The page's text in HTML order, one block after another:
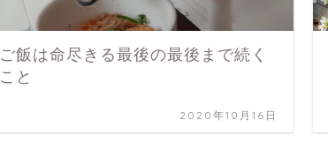
ご飯は命尽きる最後の最後まで続く
こと
2020年10月16日